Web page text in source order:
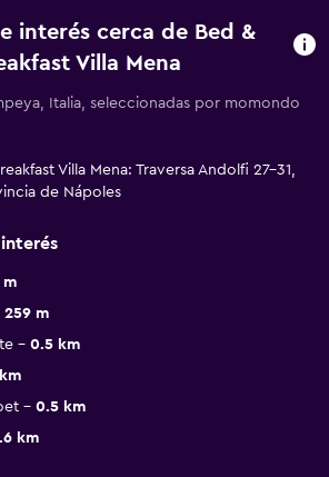
interés cerca de Bed &
Villa Mena
Italia, seleccionadas por momondo
Villa Mena: Traversa Andolfi 27-31,
de Nápoles
m
259 m
0.5 km
0.5 km
km